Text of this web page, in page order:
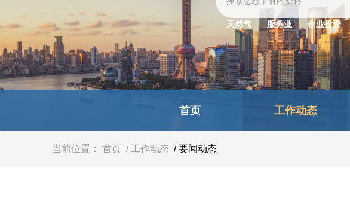
跳
到
主
要
内
域
天然气 服务业 创业投资
首页 工作动态
当前位置： 首页 / 工作动态 / 要闻动态